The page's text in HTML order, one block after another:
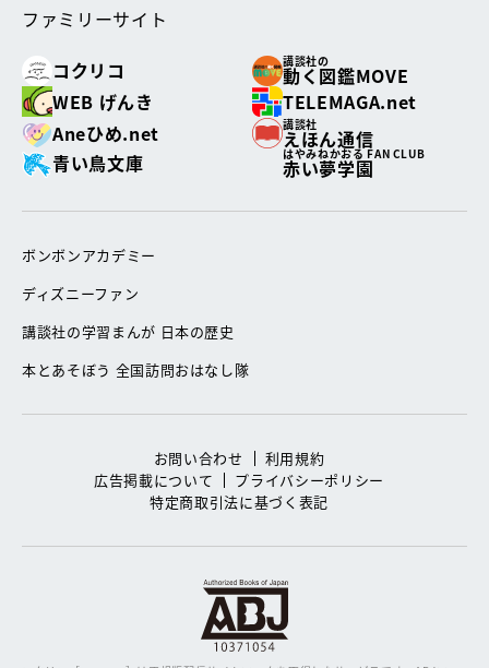
ファミリーサイト
コクリコ
講談社の
動く図鑑MOVE
WEB げんき
TELEMAGA.net
Aneひめ.net
講談社
えほん通信
青い鳥文庫
はやみねかおる FAN CLUB
赤い夢学園
ボンボンアカデミー
ディズニーファン
講談社の学習まんが 日本の歴史
本とあそぼう 全国訪問おはなし隊
お問い合わせ
利用規約
広告掲載について
プライバシーポリシー
特定商取引法に基づく表記